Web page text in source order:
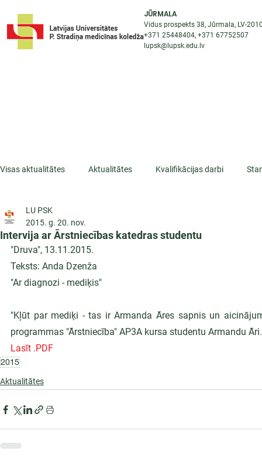
JŪRMALA
Vidus prospekts 38, Jūrmala, LV-
+371 25448404, +371 67752507
lupsk@lupsk.edu.lv
Visas aktualitātes Aktualitātes Kvalifikācijas darbi
ESF projekti
Intervija ar Ārstniecības katedras studentu
LU PSK
2015. g. 20. nov.
"Druva", 13.11.2015.
Teksts: Anda Dzenža
"Ar diagnozi - mediķis"
"Kļūt par mediķi - tas ir Armanda Āres sapnis un
programmas "Ārstniecība" AP3A kursa studentu Armandu
Lasīt .PDF
2015
Aktualitātes